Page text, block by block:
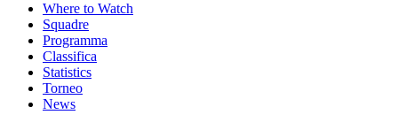
Where to Watch
Squadre
Programma
Classifica
Statistics
Torneo
News